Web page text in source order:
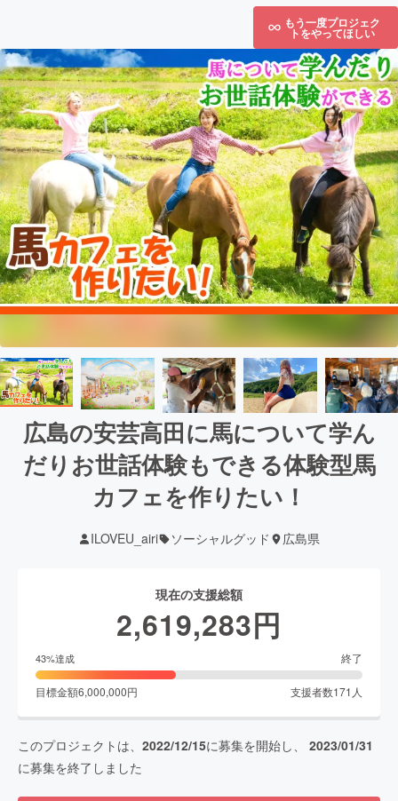
もう一度プロジェク
トをやってほしい
広島の安芸高田に馬について学ん
だりお世話体験もできる体験型馬
カフェを作りたい！
ILOVEU_airi ソーシャルグッド 広島県
現在の支援総額
2,619,283円
43%達成 終了
目標金額6,000,000円 支援者数171 人
このプロジェクトは、 2022/12/15に募集を開始し、 2023/01/31
に募集を終了しました